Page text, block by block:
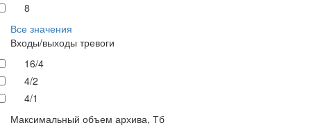
8
Все значения
Входы/выходы тревоги
16/4
4/2
4/1
Максимальный объем архива, Тб